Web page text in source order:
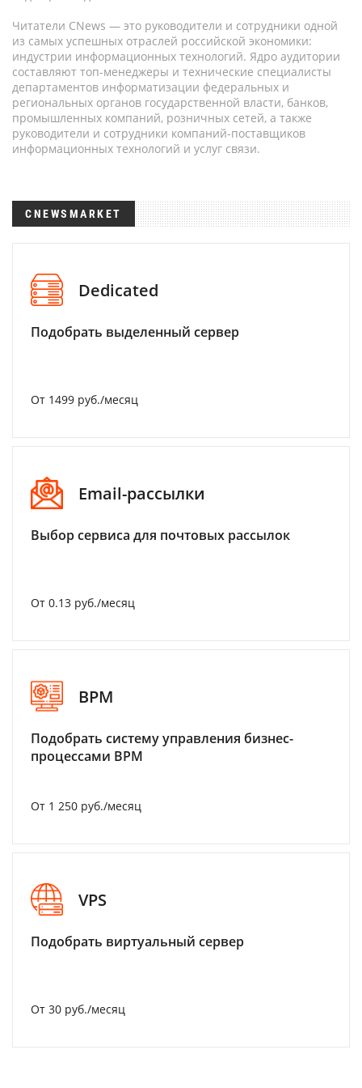
Читатели CNews — это руководители и сотрудники одной
из самых успешных отраслей российской экономики:
индустрии информационных технологий. Ядро аудитории
составляют топ-менеджеры и технические специалисты
департаментов информатизации федеральных и
региональных органов государственной власти, банков,
промышленных компаний, розничных сетей, а также
руководители и сотрудники компаний-поставщиков
информационных технологий и услуг связи.
CNEWSMARKET
Dedicated
Подобрать выделенный сервер
От 1499 руб./месяц
Email-рассылки
Выбор сервиса для почтовых рассылок
От 0.13 руб./месяц
BPM
Подобрать систему управления бизнес-
процессами BPM
От 1 250 руб./месяц
VPS
Подобрать виртуальный сервер
От 30 руб./месяц